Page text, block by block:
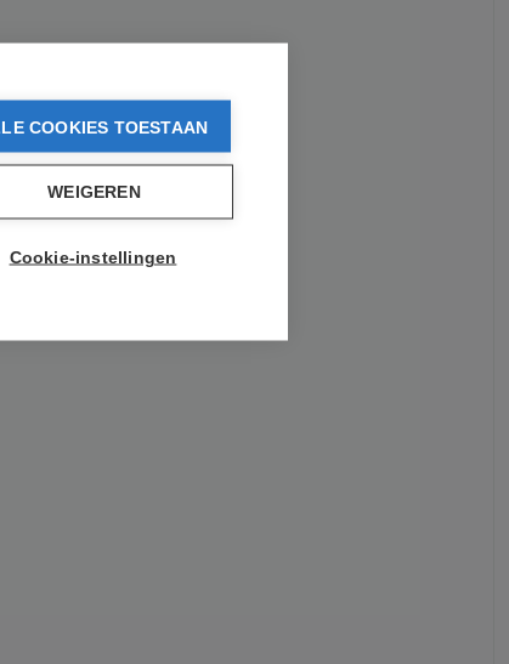
COOKIES TOESTAAN
WEIGEREN
Cookie-instellingen